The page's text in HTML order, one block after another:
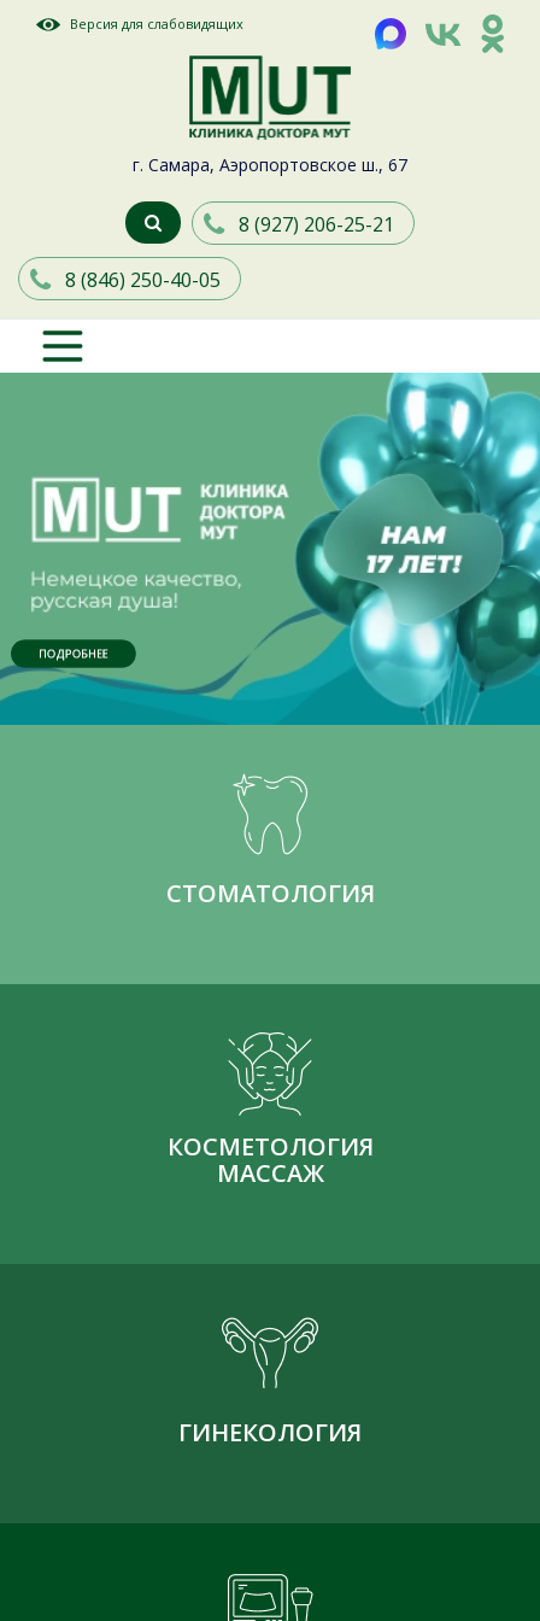
Версия для слабовидящих
г. Самара, Аэропортовское ш., 67
8 (927) 206-25-21
8 (846) 250-40-05
ПОДРОБНЕЕ
СТОМАТОЛОГИЯ
КОСМЕТОЛОГИЯ
МАССАЖ
ГИНЕКОЛОГИЯ